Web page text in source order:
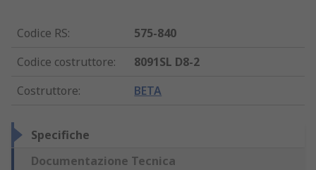
Codice RS:
575-840
Codice costruttore:
8091SL D8-2
Costruttore: BETA
Specifiche
Documentazione Tecnica